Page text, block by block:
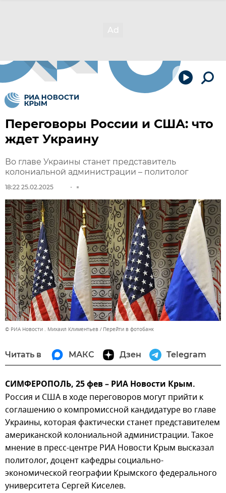
Переговоры России и США: что
ждет Украину
Во главе Украины станет представитель
колониальной администрации – политолог
18:22 25.02.2025
© РИА Новости . Михаил Климентьев Перейти в фотобанк
Читать в МАКС Дзен Telegram
СИМФЕРОПОЛЬ, 25 фев – РИА Новости Крым.
Россия и США в ходе переговоров могут прийти к
соглашению о компромиссной кандидатуре во главе
Украины, которая фактически станет представителем
американской колониальной администрации. Такое
мнение в пресс-центре РИА Новости Крым высказал
политолог, доцент кафедры социально-
экономической географии Крымского федерального
университета Сергей Киселев.